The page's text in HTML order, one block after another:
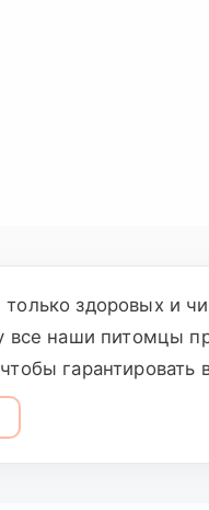
здоровых и
все наши питомцы
надежную
чтобы